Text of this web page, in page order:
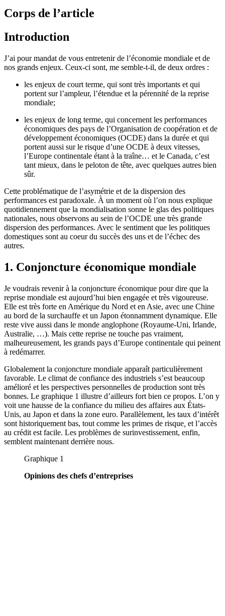
Corps de l’article
Introduction
J’ai pour mandat de vous entretenir de l’économie mondiale et de
nos grands enjeux. Ceux-ci sont, me semble-t-il, de deux ordres :
les enjeux de court terme, qui sont très importants et qui
portent sur l’ampleur, l’étendue et la pérennité de la reprise
mondiale;
les enjeux de long terme, qui concernent les performances
économiques des pays de l’Organisation de coopération et de
développement économiques (OCDE) dans la durée et qui
portent aussi sur le risque d’une OCDE à deux vitesses,
l’Europe continentale étant à la traîne… et le Canada, c’est
tant mieux, dans le peloton de tête, avec quelques autres bien
sûr.
Cette problématique de l’asymétrie et de la dispersion des
performances est paradoxale. À un moment où l’on nous explique
quotidiennement que la mondialisation sonne le glas des politiques
nationales, nous observons au sein de l’OCDE une très grande
dispersion des performances. Avec le sentiment que les politiques
domestiques sont au coeur du succès des uns et de l’échec des
autres.
1. Conjoncture économique mondiale
Je voudrais revenir à la conjoncture économique pour dire que la
reprise mondiale est aujourd’hui bien engagée et très vigoureuse.
Elle est très forte en Amérique du Nord et en Asie, avec une Chine
au bord de la surchauffe et un Japon étonnamment dynamique. Elle
reste vive aussi dans le monde anglophone (Royaume-Uni, Irlande,
Australie, …). Mais cette reprise ne touche pas vraiment,
malheureusement, les grands pays d’Europe continentale qui peinent
à redémarrer.
Globalement la conjoncture mondiale apparaît particulièrement
favorable. Le climat de confiance des industriels s’est beaucoup
amélioré et les perspectives personnelles de production sont très
bonnes. Le graphique 1 illustre d’ailleurs fort bien ce propos. L’on y
voit une hausse de la confiance du milieu des affaires aux États-
Unis, au Japon et dans la zone euro. Parallèlement, les taux d’intérêt
sont historiquement bas, tout comme les primes de risque et l’accès
au crédit est facile. Les problèmes de surinvestissement, enfin,
semblent maintenant derrière nous.
Graphique 1
Opinions des chefs d’entreprises